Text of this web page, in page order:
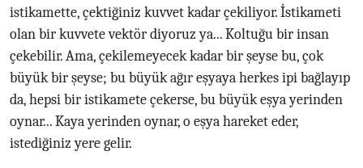
istikamette, çektiğiniz kuvvet kadar çekiliyor. İstikameti
olan bir kuvvete vektör diyoruz ya... Koltuğu bir insan
çekebilir. Ama, çekilemeyecek kadar bir şeyse bu, çok
büyük bir şeyse; bu büyük ağır eşyaya herkes ipi bağlayıp
da, hepsi bir istikamete çekerse, bu büyük eşya yerinden
oynar... Kaya yerinden oynar, o eşya hareket eder,
istediğiniz yere gelir.